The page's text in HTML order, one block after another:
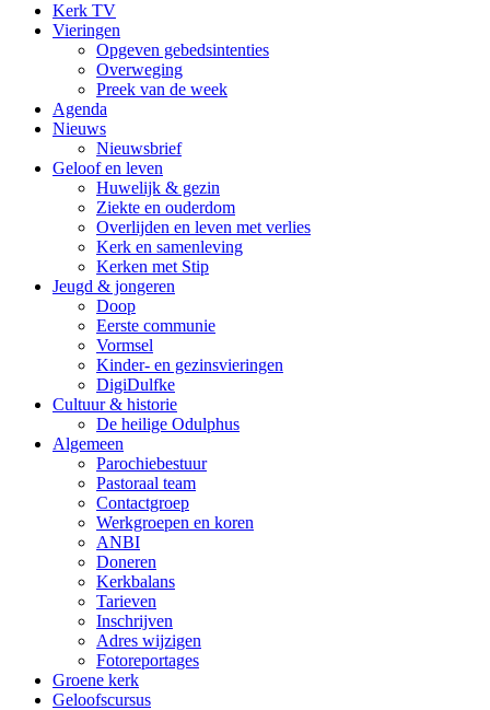
Kerk TV
Vieringen
Opgeven gebedsintenties
Overweging
Preek van de week
Agenda
Nieuws
Nieuwsbrief
Geloof en leven
Huwelijk & gezin
Ziekte en ouderdom
Overlijden en leven met verlies
Kerk en samenleving
Kerken met Stip
Jeugd & jongeren
Doop
Eerste communie
Vormsel
Kinder- en gezinsvieringen
DigiDulfke
Cultuur & historie
De heilige Odulphus
Algemeen
Parochiebestuur
Pastoraal team
Contactgroep
Werkgroepen en koren
ANBI
Doneren
Kerkbalans
Tarieven
Inschrijven
Adres wijzigen
Fotoreportages
Groene kerk
Geloofscursus